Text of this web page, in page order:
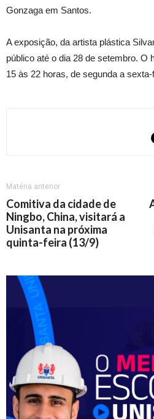
Gonzaga em Santos.
A exposição, da artista plástica
público até o dia 28 de setembro. O
15 às 22 horas, de segunda a sexta-
Matéria anterior
Comitiva da cidade de
Ningbo, China, visitará a
Unisanta na próxima
quinta-feira (13/9)